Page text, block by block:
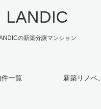
LANDIC
の新築分譲マンション
一覧 新築リノベ。